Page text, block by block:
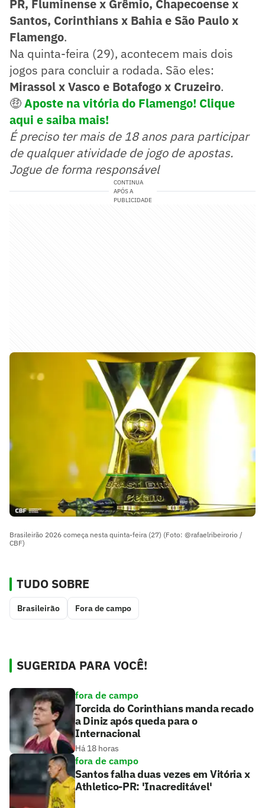
PR, Fluminense x Grêmio, Chapecoense x
Santos, Corinthians x Bahia e São Paulo x
Flamengo.
Na quinta-feira (29), acontecem mais dois
jogos para concluir a rodada. São eles:
Mirassol x Vasco e Botafogo x Cruzeiro.
🤑Aposte na vitória do Flamengo! Clique
aqui e saiba mais!
É preciso ter mais de 18 anos para participar
de qualquer atividade de jogo de apostas.
Jogue de forma responsável
CONTINUA
APÓS A
PUBLICIDADE
Brasileirão 2026 começa nesta quinta-feira (27) (Foto: @rafaelribeirorio /
CBF)
TUDO SOBRE
Brasileirão Fora de campo
SUGERIDA PARA VOCÊ!
fora de campo
Torcida do Corinthians manda recado
a Diniz após queda para o
Internacional
Há 18 horas
fora de campo
Santos falha duas vezes em Vitória x
Athletico-PR: 'Inacreditável'